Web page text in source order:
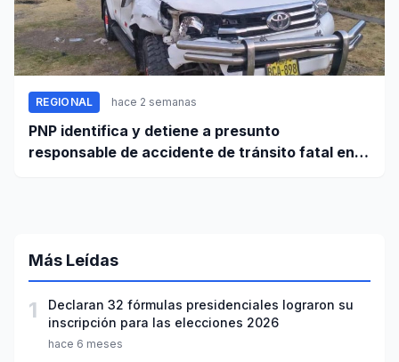
REGIONAL hace 2 semanas
PNP identifica y detiene a presunto
responsable de accidente de tránsito fatal en
Más Leídas
1
Declaran 32 fórmulas presidenciales lograron su
inscripción para las elecciones 2026
hace 6 meses